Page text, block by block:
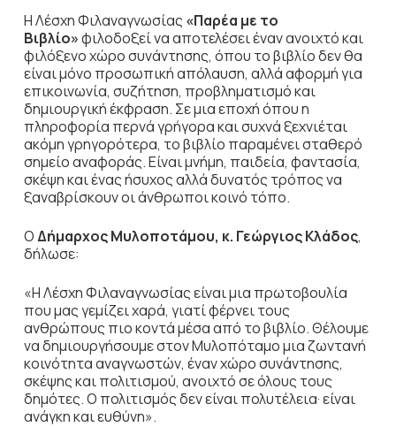
Η Λέσχη Φιλαναγνωσίας «Παρέα με το
Βιβλίο»φιλοδοξεί να αποτελέσει έναν ανοιχτό και
φιλόξενο χώρο συνάντησης, όπου το βιβλίο δεν θα
είναι μόνο προσωπική απόλαυση, αλλά αφορμή για
επικοινωνία, συζήτηση, προβληματισμό και
δημιουργική έκφραση. Σε μια εποχή όπου η
πληροφορία περνά γρήγορα και συχνά ξεχνιέται
ακόμη γρηγορότερα, το βιβλίο παραμένει σταθερό
σημείο αναφοράς. Είναι μνήμη, παιδεία, φαντασία,
σκέψη και ένας ήσυχος αλλά δυνατός τρόπος να
ξαναβρίσκουν οι άνθρωποι κοινό τόπο.
ΟΔήμαρχος Μυλοποτάμου, κ. Γεώργιος Κλάδος,
δήλωσε:
«Η Λέσχη Φιλαναγνωσίας είναι μια πρωτοβουλία
που μας γεμίζει χαρά, γιατί φέρνει τους
ανθρώπους πιο κοντά μέσα από το βιβλίο. Θέλουμε
να δημιουργήσουμε στον Μυλοπόταμο μια ζωντανή
κοινότητα αναγνωστών, έναν χώρο συνάντησης,
σκέψης και πολιτισμού, ανοιχτό σε όλους τους
δημότες. Ο πολιτισμός δεν είναι πολυτέλεια· είναι
ανάγκη και ευθύνη».